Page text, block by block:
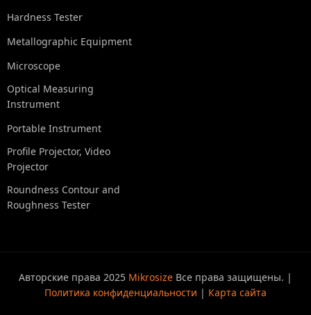
Hardness Tester
Metallographic Equipment
Microscope
Optical Measuring
Instrument
Portable Instrument
Profile Projector, Video
Projector
Roundness Contour and
Roughness Tester
Авторские права 2025 Mikrosize Все права защищены. |
Политика конфиденциальности | Карта сайта